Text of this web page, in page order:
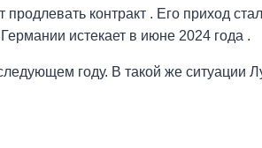
контракт . Его приход
истекает в июне 2024 года .
году. В такой же ситуации